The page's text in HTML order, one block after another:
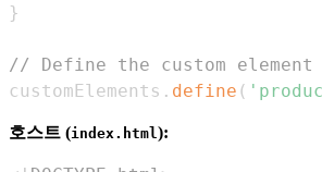
}
// Define the custom element
customElements . define (
호스트 (index.html ):